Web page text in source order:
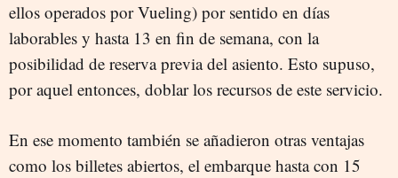
ellos operados por Vueling) por sentido en días
laborables y hasta 13 en fin de semana, con la
posibilidad de reserva previa del asiento. Esto supuso,
por aquel entonces, doblar los recursos de este servicio.
En ese momento también se añadieron otras ventajas
como los billetes abiertos, el embarque hasta con 15